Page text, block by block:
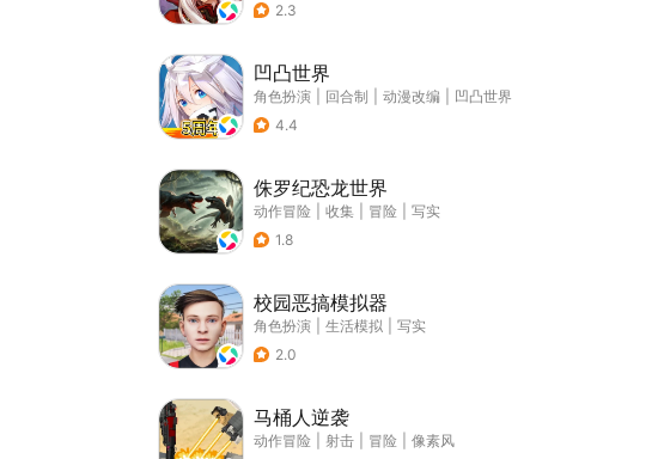
2.3
凹凸世界
角色扮演 回合制 动漫改编
凹凸世界
4.4
侏罗纪恐龙世界
动作冒险 收集 冒险
写实
1.8
校园恶搞模拟器
角色扮演 生活模拟
写实
2.0
马桶人逆袭
动作冒险 射击 冒险
像素风